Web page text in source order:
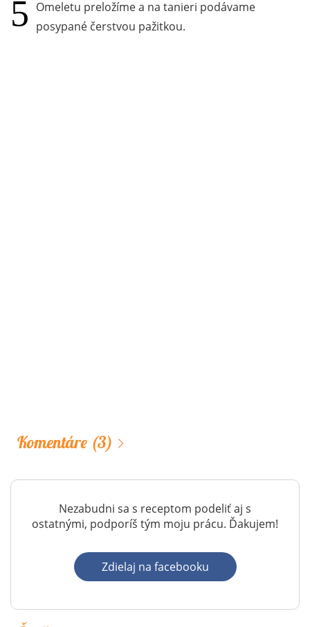
Omeletu preložíme a na tanieri podávame
posypané čerstvou pažitkou.
Komentáre (3)
Nezabudni sa s receptom podeliť aj s
ostatnými, podporíš tým moju prácu. Ďakujem!
Zdielaj na facebooku